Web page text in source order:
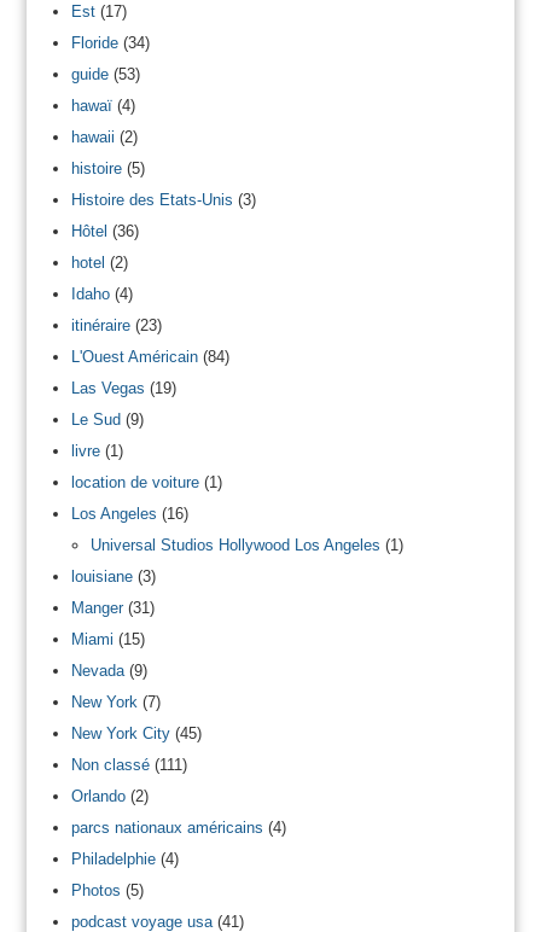
Est(17)
Floride(34)
guide(53)
hawaï(4)
hawaii (2)
histoire(5)
Histoire des Etats-Unis (3)
Hôtel (36)
hotel (2)
Idaho(4)
itinéraire(23)
L'Ouest Américain(84)
Las Vegas (19)
Le Sud(9)
livre(1)
location de voiture(1)
Los Angeles (16)
Universal Studios Hollywood Los Angeles (1)
louisiane(3)
Manger(31)
Miami (15)
Nevada(9)
New York (7)
New York City(45)
Non classé(111)
Orlando(2)
parcs nationaux américains (4)
Philadelphie(4)
Photos (5)
podcast voyage usa(41)